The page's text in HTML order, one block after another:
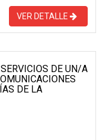
VER DETALLE
DE UN/A
DE LA